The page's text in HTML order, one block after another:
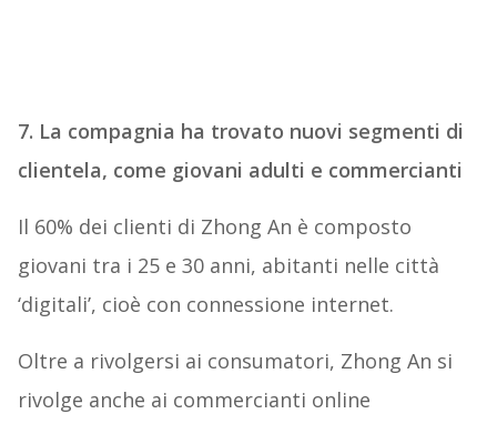
7. La compagnia ha trovato nuovi segmenti di
clientela, come giovani adulti e commercianti
Il 60% dei clienti di Zhong An è composto
giovani tra i 25 e 30 anni, abitanti nelle città
‘digitali’, cioè con connessione internet.
Oltre a rivolgersi ai consumatori, Zhong An si
rivolge anche ai commercianti online